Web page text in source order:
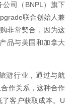
司（BNPL）旗下
联合创始人兼
非常契合，因为这
品与美国和加拿大
游行业，通过与航
作关系，这种合作
客户获取成本。U